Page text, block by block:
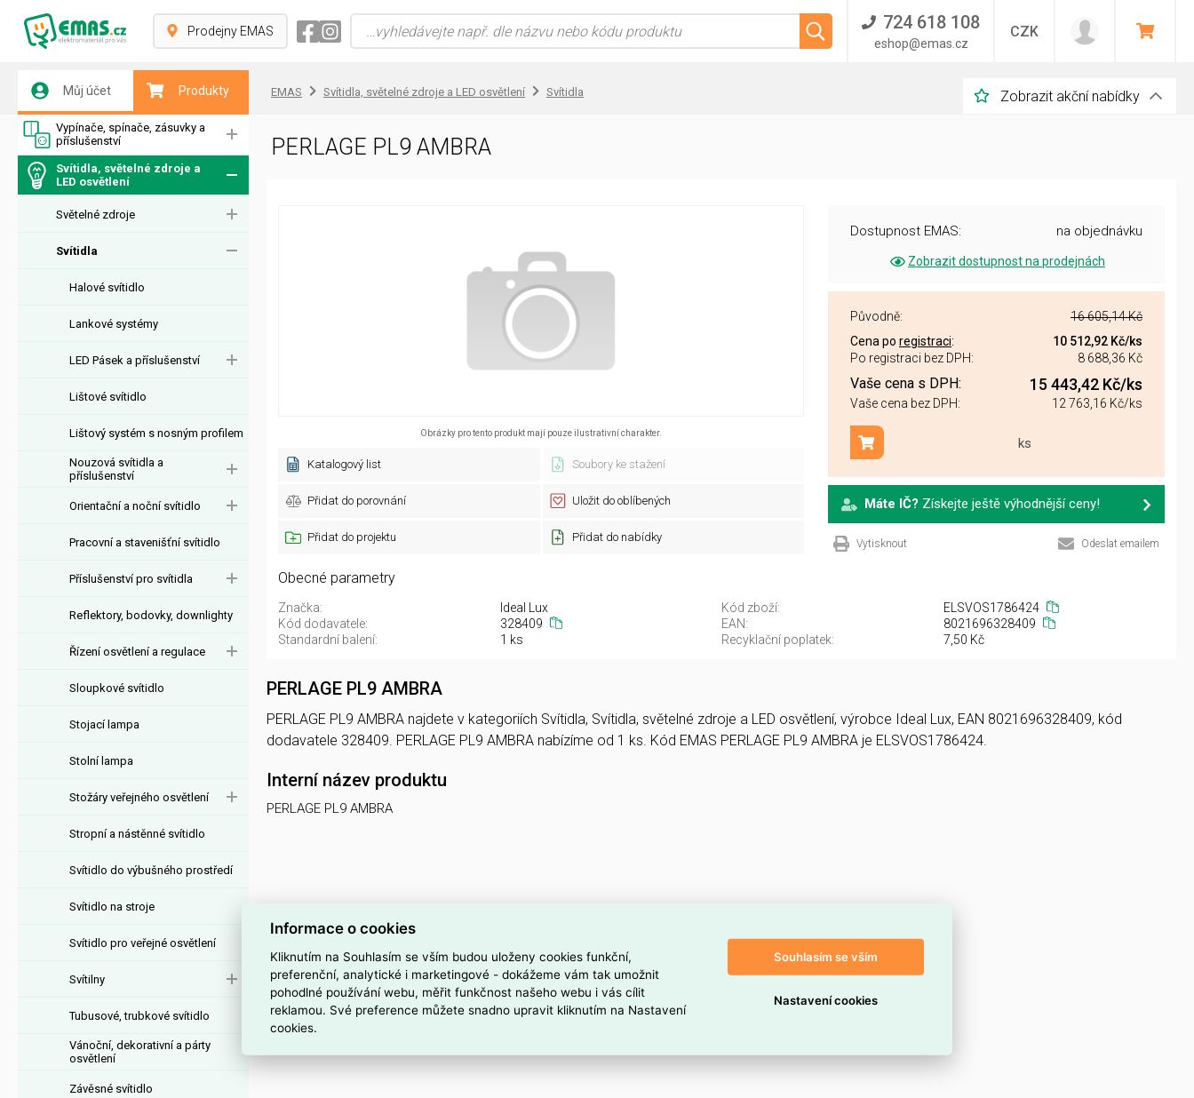
Prodejny EMAS 724 618 108
eshop@emas.cz
CZK
Můj účet Produkty
Vypínače, spínače, zásuvky a
příslušenství
Svítidla, světelné zdroje a
LED osvětlení
Světelné zdroje
Svítidla
Halové svítidlo
Lankové systémy
LED Pásek a příslušenství
Lištové svítidlo
Lištový systém s nosným profilem
Nouzová svítidla a
příslušenství
Orientační a noční svítidlo
Pracovní a stavenišťní svítidlo
Příslušenství pro svítidla
Reflektory, bodovky, downlighty
Řízení osvětlení a regulace
Sloupkové svítidlo
Stojací lampa
Stolní lampa
Stožáry veřejného osvětlení
Stropní a nástěnné svítidlo
Svítidlo do výbušného prostředí
Svítidlo na stroje
Svítidlo pro veřejné osvětlení
Svítilny
Tubusové, trubkové svítidlo
Vánoční, dekorativní a párty
osvětlení
Závěsné svítidlo
EMAS Svítidla, světelné zdroje a LED osvětlení Svítidla Zobrazit akční nabídky
PERLAGE PL9 AMBRA
Obrázky pro tento produkt mají pouze ilustrativní charakter.
Katalogový list Soubory ke stažení
Přidat do porovnání Uložit do oblíbených
Přidat do projektu Přidat do nabídky
Dostupnost EMAS: na objednávku
Zobrazit dostupnost na prodejnách
Původně:
16 605,14 Kč
Cena po registraci: 10 512,92 Kč/ks
Po registraci bez DPH:
8 688,36 Kč
Vaše cena s DPH: 15 443,42 Kč/ks
Vaše cena bez DPH: 12 763,16 Kč/ks
ks
Přidat do košíku
Máte IČ? Získejte ještě výhodnější ceny!
Vytisknout Odeslat emailem
Obecné parametry
Značka: Ideal Lux Kód zboží:
ELSVOS1786424
Kód dodavatele:
328409 EAN:
8021696328409
Standardní balení:
1 ks Recyklační poplatek: 7,50 Kč
PERLAGE PL9 AMBRA
PERLAGE PL9 AMBRA najdete v kategoriích Svítidla, Svítidla, světelné zdroje a LED osvětlení, výrobce Ideal Lux, EAN 8021696328409, kód
dodavatele 328409. PERLAGE PL9 AMBRA nabízíme od 1 ks. Kód EMAS PERLAGE PL9 AMBRA je ELSVOS1786424.
Interní název produktu
PERLAGE PL9 AMBRA
Informace o cookies
Kliknutím na Souhlasím se vším budou uloženy cookies funkční,
preferenční, analytické i marketingové - dokážeme vám tak umožnit
pohodlné používání webu, měřit funkčnost našeho webu i vás cílit
reklamou. Své preference můžete snadno upravit kliknutím na Nastavení
cookies.
Souhlasím se vším
Nastavení cookies